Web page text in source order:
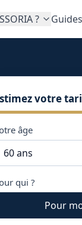
? Guides
votre
âge
qui ?
Pour